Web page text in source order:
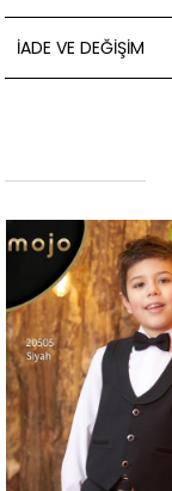
İADE VE DEĞIŞIM